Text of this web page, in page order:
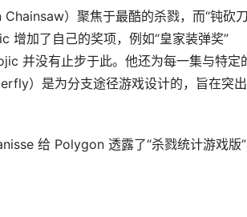
）聚焦于最酷的杀戮，而“钝砍刀
增加了自己的奖项，例如“皇家装弹奖”
并没有止步于此。他还为每一集与特定
）是为分支途径游戏设计的，旨在突
给 Polygon 透露了“杀戮统计游戏版